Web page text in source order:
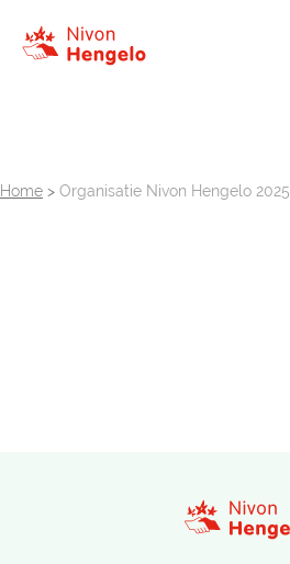
Home > Organisatie Nivon Hengelo 2025